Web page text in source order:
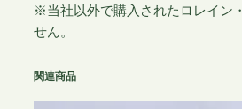
※当社以外で購入されたロレイン
せん。
関連商品